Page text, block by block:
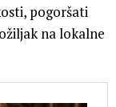
pogoršati
na lokalne